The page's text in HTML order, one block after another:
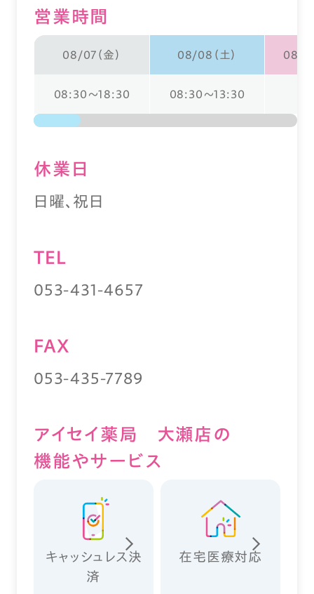
営業時間
08/07（金） 08/08（土） 08/09
08:30～18:30 08:30～13:30
休業⽇
日曜、祝日
TEL
053-431-4657
FAX
053-435-7789
アイセイ薬局 大瀬店の
機能やサービス
キャッシュレス決
済
在宅医療対応